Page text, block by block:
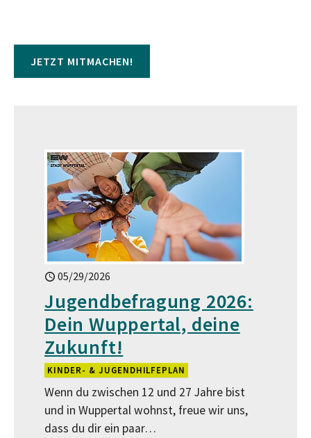
JETZT MITMACHEN!
05/29/2026
Jugendbefragung 2026:
Dein Wuppertal, deine
Zukunft!
KINDER- & JUGENDHILFEPLAN
Wenn du zwischen 12 und 27 Jahre bist
und in Wuppertal wohnst, freue wir uns,
dass du dir ein paar…